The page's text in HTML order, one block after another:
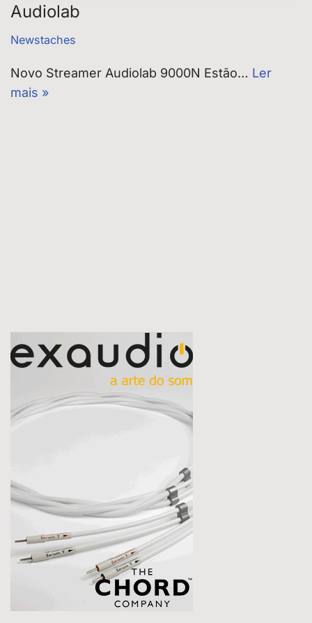
Audiolab
Newstaches
Novo Streamer Audiolab 9000N Estão… Ler
mais »